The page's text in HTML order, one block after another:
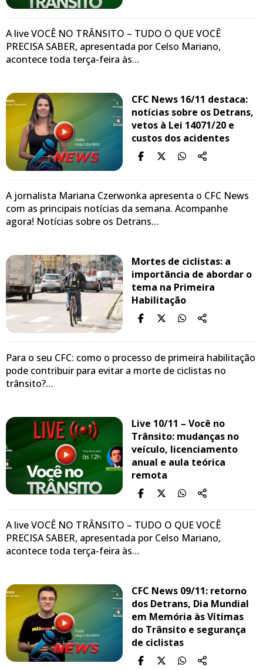
A live VOCÊ NO TRÂNSITO – TUDO O QUE VOCÊ
PRECISA SABER, apresentada por Celso Mariano,
acontece toda terça-feira às…
CFC News 16/11 destaca:
notícias sobre os Detrans,
vetos à Lei 14071/20 e
custos dos acidentes
A jornalista Mariana Czerwonka apresenta o CFC News
com as principais notícias da semana. Acompanhe
agora! Notícias sobre os Detrans…
Mortes de ciclistas: a
importância de abordar o
tema na Primeira
Habilitação
Para o seu CFC: como o processo de primeira habilitação
pode contribuir para evitar a morte de ciclistas no
trânsito?…
Live 10/11 – Você no
Trânsito: mudanças no
veículo, licenciamento
anual e aula teórica
remota
A live VOCÊ NO TRÂNSITO – TUDO O QUE VOCÊ
PRECISA SABER, apresentada por Celso Mariano,
acontece toda terça-feira às…
CFC News 09/11: retorno
dos Detrans, Dia Mundial
em Memória às Vítimas
do Trânsito e segurança
de ciclistas